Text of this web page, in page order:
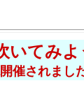
いてみよ
催されまし